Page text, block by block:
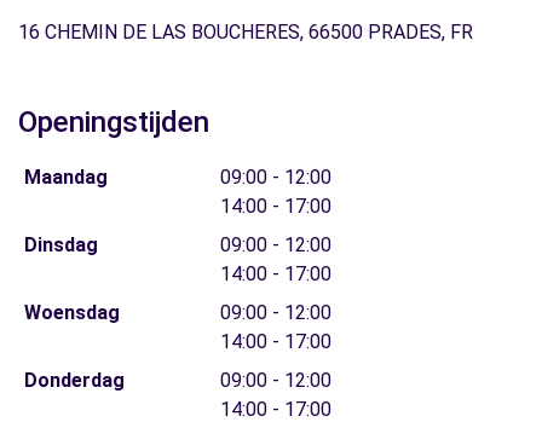
16 CHEMIN DE LAS BOUCHERES, 66500 PRADES, FR
Openingstijden
Maandag
09:00 - 12:00
14:00 - 17:00
Dinsdag
09:00 - 12:00
14:00 - 17:00
Woensdag
09:00 - 12:00
14:00 - 17:00
Donderdag
09:00 - 12:00
14:00 - 17:00